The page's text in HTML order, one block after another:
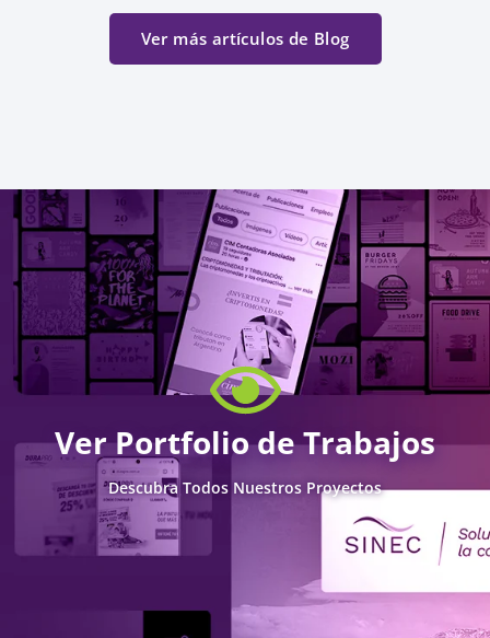
Ver más artículos de Blog
Ver Portfolio de Trabajos
Descubra Todos Nuestros Proyectos